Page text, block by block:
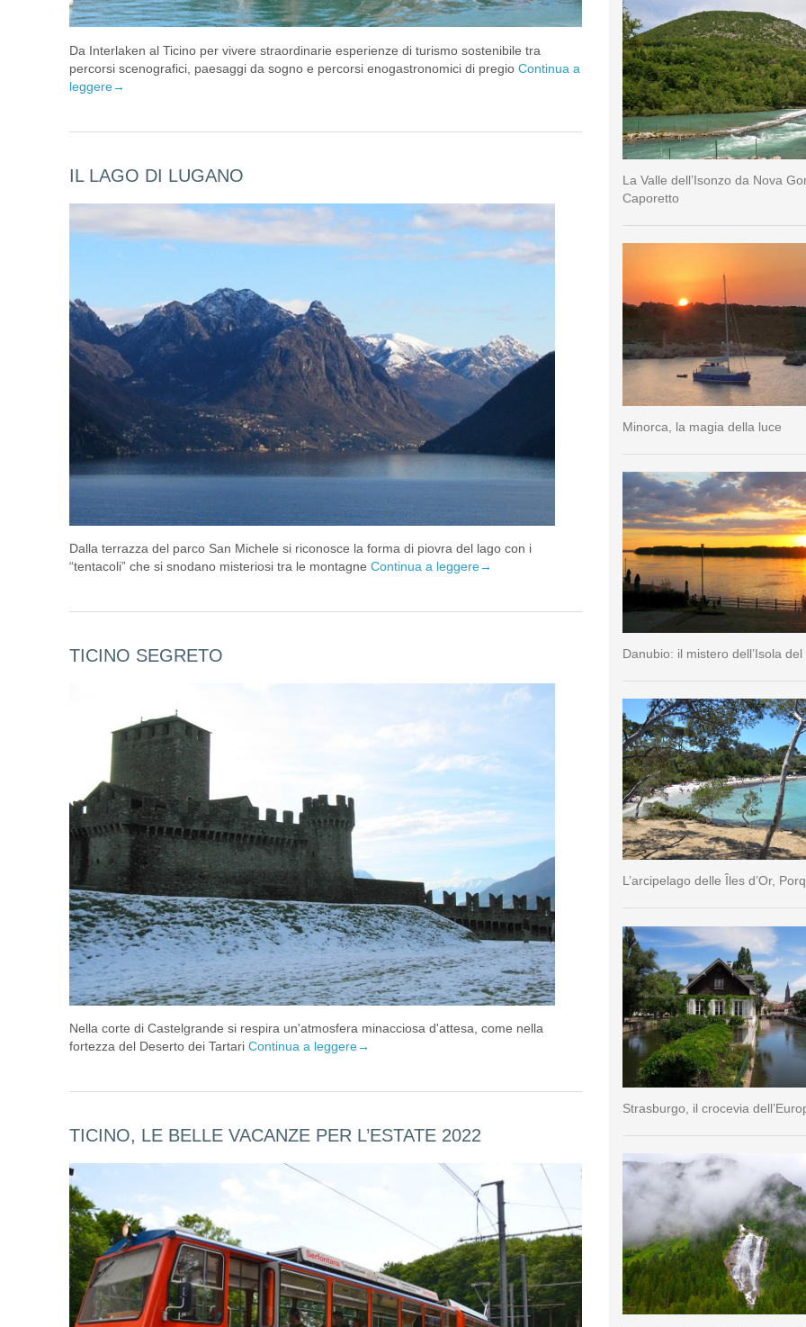
Da Interlaken al Ticino per vivere straordinarie esperienze di turismo sostenibile tra
percorsi scenografici, paesaggi da sogno e percorsi enogastronomici di pregio Continua a
leggere→
IL LAGO DI LUGANO
Dalla terrazza del parco San Michele si riconosce la forma di piovra del lago con i
“tentacoli” che si snodano misteriosi tra le montagne Continua a leggere→
TICINO SEGRETO
Nella corte di Castelgrande si respira un'atmosfera minacciosa d'attesa, come nella
fortezza del Deserto dei Tartari Continua a leggere→
TICINO, LE BELLE VACANZE PER L’ESTATE 2022
La Valle dell’Isonzo da Nova
Caporetto
Minorca, la magia della luce
Danubio: il mistero dell’Isola del
L’arcipelago delle Îles d’Or,
Strasburgo, il crocevia